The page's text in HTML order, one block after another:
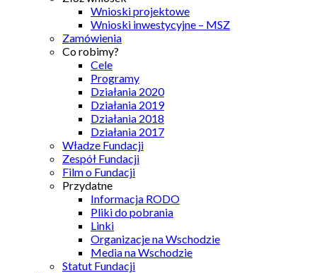
Wnioski projektowe
Wnioski inwestycyjne – MSZ
Zamówienia
Co robimy?
Cele
Programy
Działania 2020
Działania 2019
Działania 2018
Działania 2017
Władze Fundacji
Zespół Fundacji
Film o Fundacji
Przydatne
Informacja RODO
Pliki do pobrania
Linki
Organizacje na Wschodzie
Media na Wschodzie
Statut Fundacji